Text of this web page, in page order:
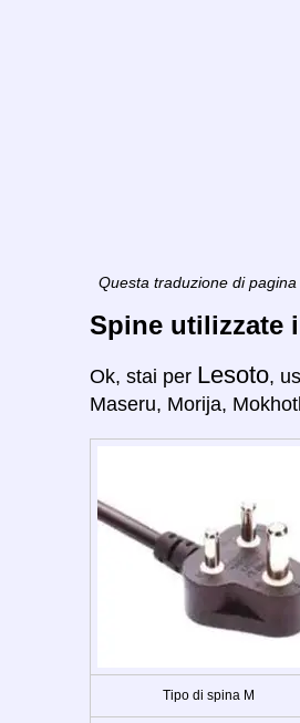
Questa traduzione di
Spine utilizzate
Ok, stai per Lesoto,
Maseru, Morija,
Tipo di spina M